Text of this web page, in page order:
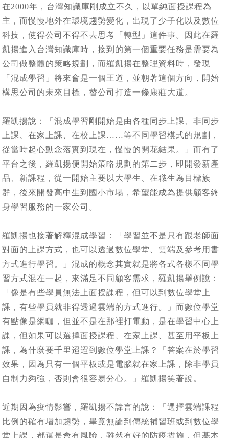
在2000年，台灣知識庫剛成立不久，以單純面授課程為
主，而慢慢地外在環境趨勢變化，出現了少子化以及數位
科技，使得公司不得不去思考「轉型」這件事。因此在羅
凱揚進入台灣知識庫時，接到的第一個重要任務是需要為
公司做整體的策略規劃，而羅凱揚在整理資料時，發現
「混成學習」將來會是一個王道，並朝著這個方向，開始
構思公司的未來目標，替公司打造一條康莊大道。
羅凱揚說：「混成學習剛開始是由各種同步上課、非同步
上課、在家上課、在校上課……等不同學習模式的規劃，
從當時起心動念落實到現在，慢慢的開花結果。」而有了
平台之後，羅凱揚便開始策略規劃的第二步，即開發新產
品、新課程，從一開始主要以大學生、在職生為目標族
群，後來開發高中生到國小市場，希望能成為提供顧客終
身學習服務的一家公司。
羅凱揚也接著解釋混成學習：「學習並不是只有跟老師面
對面的上課方式，也可以透過數位學堂、雲端及參考用書
方式進行學習。」混成的概念其實就是將各式各樣不同學
習方式混在一起，來滿足不同顧客需求，羅凱揚舉例說：
「像是有些學員無法上面授課程，但可以到數位學堂上
課，有些學員就非得透過雲端的方式進行。」而數位學堂
有點像是網咖，但並不是在那裡打電動，是在學習中心上
課，但如果可以選擇面授課程、在家上課、甚至用平板上
課，為什麼要千里迢迢到數位學堂上課？「答案在於學習
效果，因為只有一個平板或是電腦就在家上課，除非學員
自制力夠強，否則會很容易分心。」羅凱揚笑著說。
近期因為疫情影響，羅凱揚不諱言的說：「選擇雲端課程
比例的確有增加趨勢，畢竟無論到傳統補習班或到數位學
堂上課，都還是會有風險，雖然有好的防疫措施，但基本